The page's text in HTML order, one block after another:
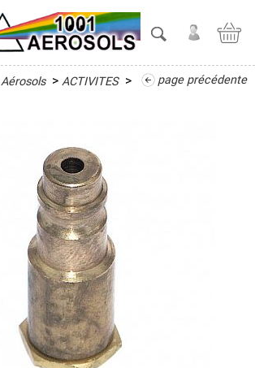
page précédente
Aérosols> ACTIVITES>